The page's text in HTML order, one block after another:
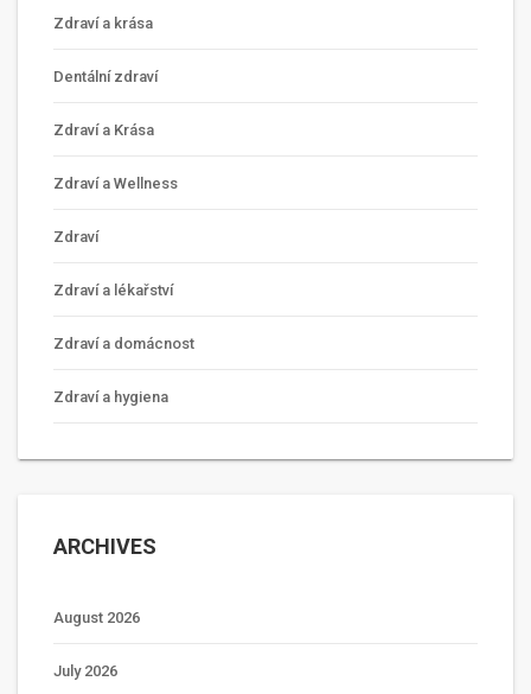
Zdraví a krása
Dentální zdraví
Zdraví a Krása
Zdraví a Wellness
Zdraví
Zdraví a lékařství
Zdraví a domácnost
Zdraví a hygiena
ARCHIVES
August 2026
July 2026